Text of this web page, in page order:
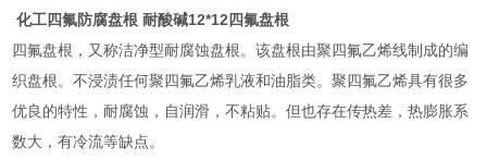
化工四氟防腐盘根 耐酸碱12*12四氟盘根
四氟盘根，又称洁净型耐腐蚀盘根。该盘根由聚四氟乙烯线制成的编
织盘根。不浸渍任何聚四氟乙烯乳液和油脂类。聚四氟乙烯具有很多
优良的特性，耐腐蚀，自润滑，不粘贴。但也存在传热差，热膨胀系
数大，有冷流等缺点。